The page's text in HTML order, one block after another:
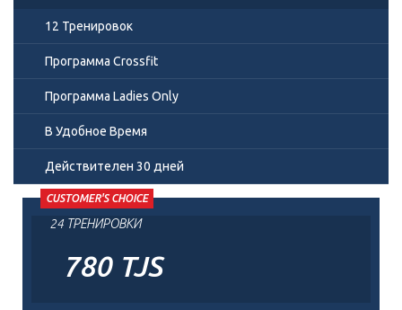
12 Тренировок
Программа Crossfit
Программа Ladies Only
В Удобное Время
Действителен 30 дней
780 TJS
CUSTOMER'S CHOICE
24 ТРЕНИРОВКИ